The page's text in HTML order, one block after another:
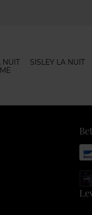
NUIT SISLEY LA NUIT